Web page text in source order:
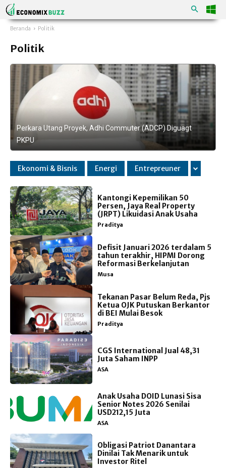
Beranda Politik
Politik
Proyek, Adhi Commuter (ADCP) Diguagt
BEI Buka
Ekonomi & Bisnis Energi Entrepreuner
Kantongi Kepemilikan 50
Persen, Jaya Real Property
(JRPT) Likuidasi Anak Usaha
Praditya
Defisit Januari 2026 terdalam 5
tahun terakhir, HIPMI Dorong
Reformasi Berkelanjutan
Musa
Tekanan Pasar Belum Reda, Pjs
Ketua OJK Putuskan Berkantor
di BEI Mulai Besok
Praditya
CGS International Jual 48,31
Juta Saham INPP
ASA
Anak Usaha DOID Lunasi Sisa
Senior Notes 2026 Senilai
USD212,15 Juta
ASA
Obligasi Patriot Danantara
Dinilai Tak Menarik untuk
Investor Ritel